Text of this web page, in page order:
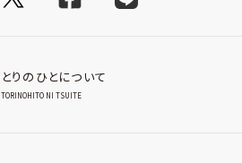
とりのひとについて
TORINOHITO NI TSUITE